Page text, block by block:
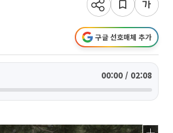
구글 선호매체 추가
00:00 / 02:08